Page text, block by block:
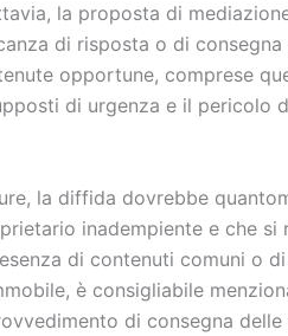
la proposta di
di risposta o di consegna
opportune, comprese
di urgenza e il pericolo
la diffida dovrebbe
inadempiente e che si
di contenuti comuni o
è consigliabile
di consegna